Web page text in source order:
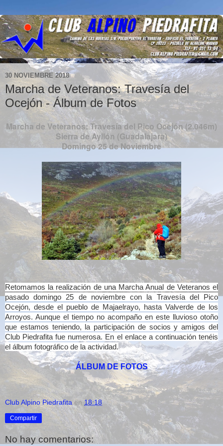
30 NOVIEMBRE 2018
Marcha de Veteranos: Travesía del
Ocejón - Álbum de Fotos
Marcha de Veteranos: Travesía del Pico Ocejón (2.046m)
Sierra de Ayllón (Guadalajara)
Domingo 25 de Noviembre
Retomamos la realización de una Marcha Anual de Veteranos el
pasado domingo 25 de noviembre con la Travesía del Pico
Ocejón, desde el pueblo de Majaelrayo, hasta Valverde de los
Arroyos. Aunque el tiempo no acompaño en este lluvioso otoño
que estamos teniendo, la participación de socios y amigos del
Club Piedrafita fue numerosa. En el enlace a continuación tenéis
el álbum fotográfico de la actividad.
ÁLBUM DE FOTOS
Club Alpino Piedrafita en18:18
Compartir
No hay comentarios: